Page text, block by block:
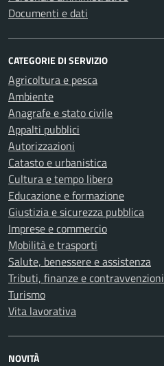
Documenti e dati
CATEGORIE DI SERVIZIO
Agricoltura e pesca
Ambiente
Anagrafe e stato civile
Appalti pubblici
Autorizzazioni
Catasto e urbanistica
Cultura e tempo libero
Educazione e formazione
Giustizia e sicurezza pubblica
Imprese e commercio
Mobilità e trasporti
Salute, benessere e assistenza
Tributi, finanze e contravvenzioni
Turismo
Vita lavorativa
NOVITÀ